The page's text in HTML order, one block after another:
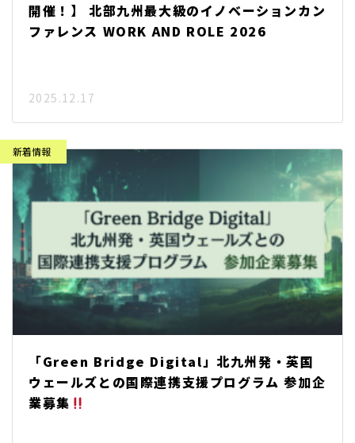
開催！】 北部九州最大級のイノベーションカン
ファレンス WORK AND ROLE 2026
2025.12.17
「Green Bridge Digital」北九州発・英国
ウェールズとの国際連携支援プログラム 参加企
業募集